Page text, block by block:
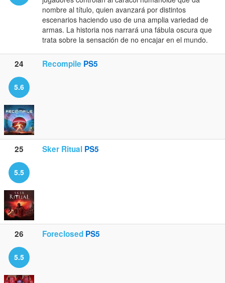
nombre al título, quien avanzará por distintos
escenarios haciendo uso de una amplia variedad de
armas. La historia nos narrará una fábula oscura que
trata sobre la sensación de no encajar en el mundo.
24 Recompile PS5
5.6
25 Sker Ritual PS5
5.5
26 Foreclosed PS5
5.5